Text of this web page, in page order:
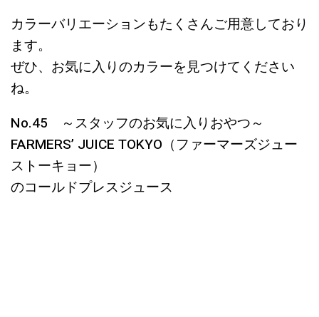
カラーバリエーションもたくさんご用意しており
ます。
ぜひ、お気に入りのカラーを見つけてください
ね。
No.45 ～スタッフのお気に入りおやつ～
FARMERS’ JUICE TOKYO（ファーマーズジュー
ストーキョー）
のコールドプレスジュース